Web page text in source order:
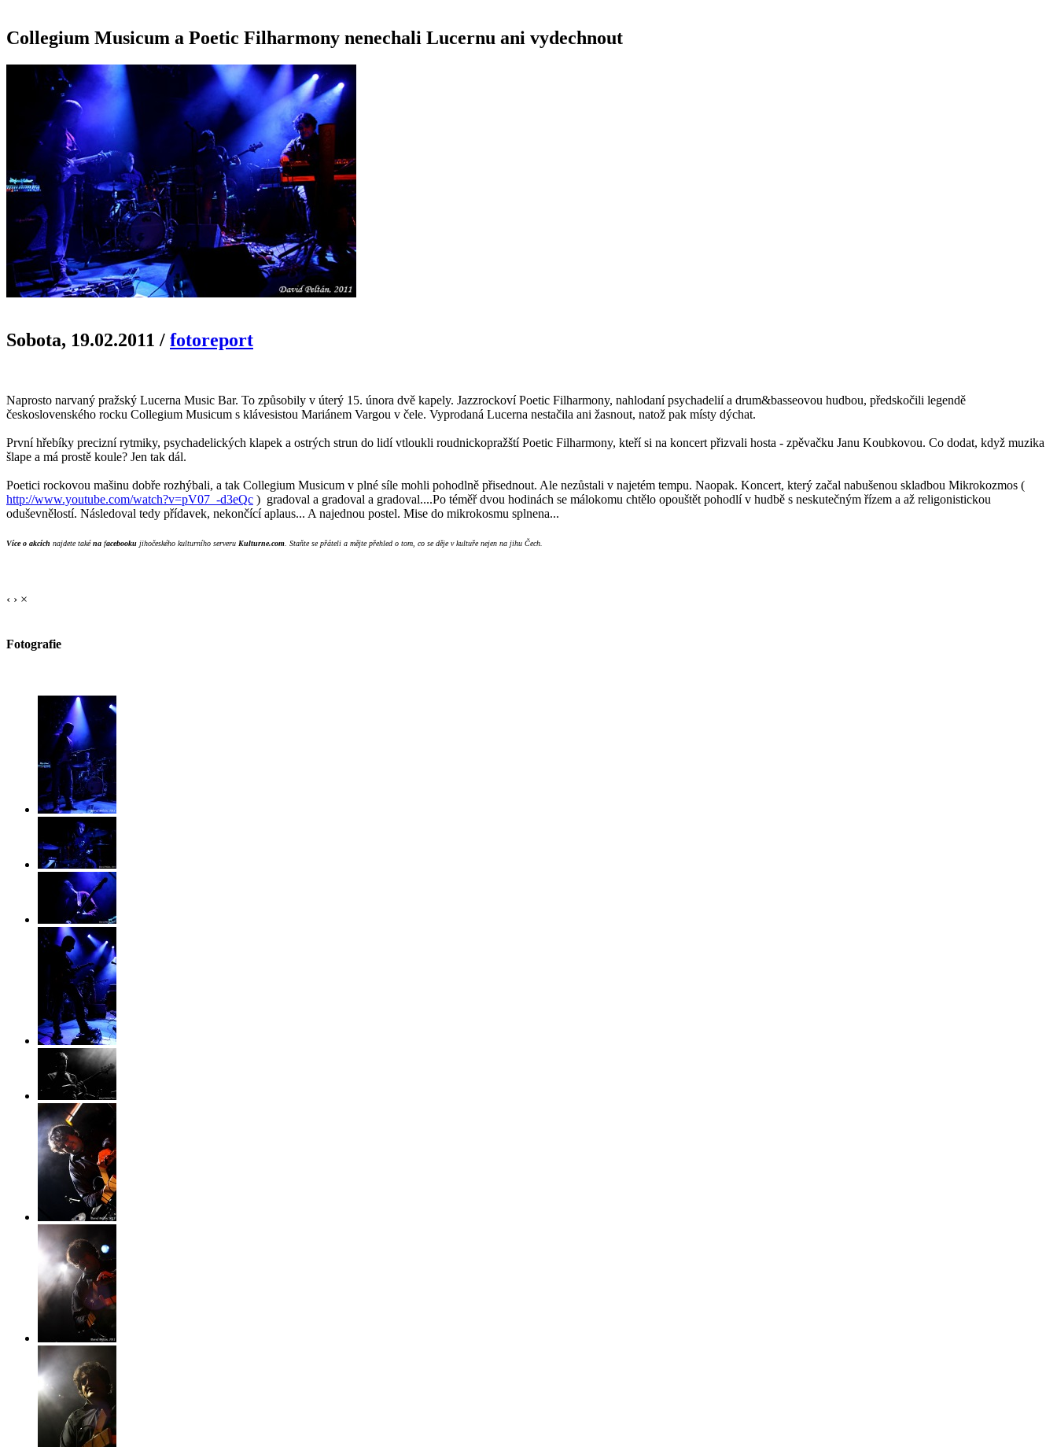
Collegium Musicum a Poetic Filharmony nenechali Lucernu ani vydechnout
Sobota, 19.02.2011 / fotoreport
Naprosto narvaný pražský Lucerna Music Bar. To způsobily v úterý 15. února dvě kapely. Jazzrockoví Poetic Filharmony, nahlodaní psychadelií a drum&basseovou hudbou, předskočili legendě
československého rocku Collegium Musicum s klávesistou Mariánem Vargou v čele. Vyprodaná Lucerna nestačila ani žasnout, natož pak místy dýchat.
První hřebíky precizní rytmiky, psychadelických klapek a ostrých strun do lidí vtloukli roudnickopražští Poetic Filharmony, kteří si na koncert přizvali hosta - zpěvačku Janu Koubkovou. Co dodat, když muzika
šlape a má prostě koule? Jen tak dál.
Poetici rockovou mašinu dobře rozhýbali, a tak Collegium Musicum v plné síle mohli pohodlně přisednout. Ale nezůstali v najetém tempu. Naopak. Koncert, který začal nabušenou skladbou Mikrokozmos (
http://www.youtube.com/watch?v=pV07_-d3eQc ) gradoval a gradoval a gradoval....Po téměř dvou hodinách se málokomu chtělo opouštět pohodlí v hudbě s neskutečným řízem a až religonistickou
oduševnělostí. Následoval tedy přídavek, nekončící aplaus... A najednou postel. Mise do mikrokosmu splnena...
Více o akcích najdete takéna facebooku jihočeského kulturního serveru Kulturne.com. Staňte se přáteli a mějte přehled o tom, co se děje v kultuře nejen na jihu Čech.
‹ › ×
Fotografie